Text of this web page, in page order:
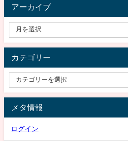
アーカイブ
カテゴリー
メタ情報
ログイン